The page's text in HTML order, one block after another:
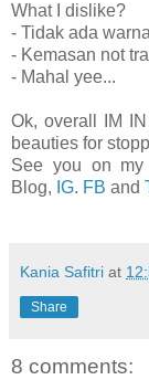
What I dislike?
- Tidak ada
- Kemasan not
- Mahal yee...
Ok, overall IM
beauties for
See you on
Blog, IG. FB and
Kania Safitri at
Share
8 comments: